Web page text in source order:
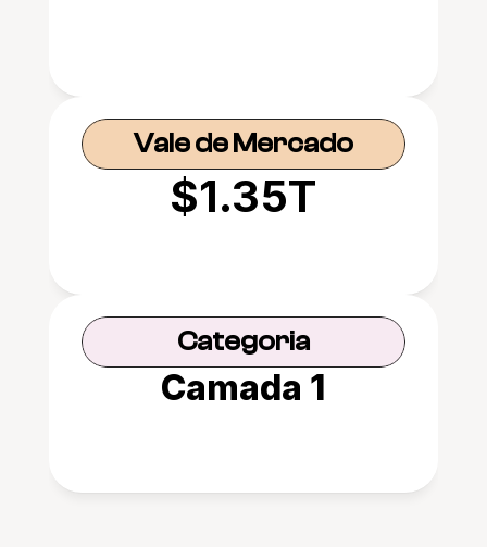
Vale de Mercado
$1.35T
Categoria
Camada 1